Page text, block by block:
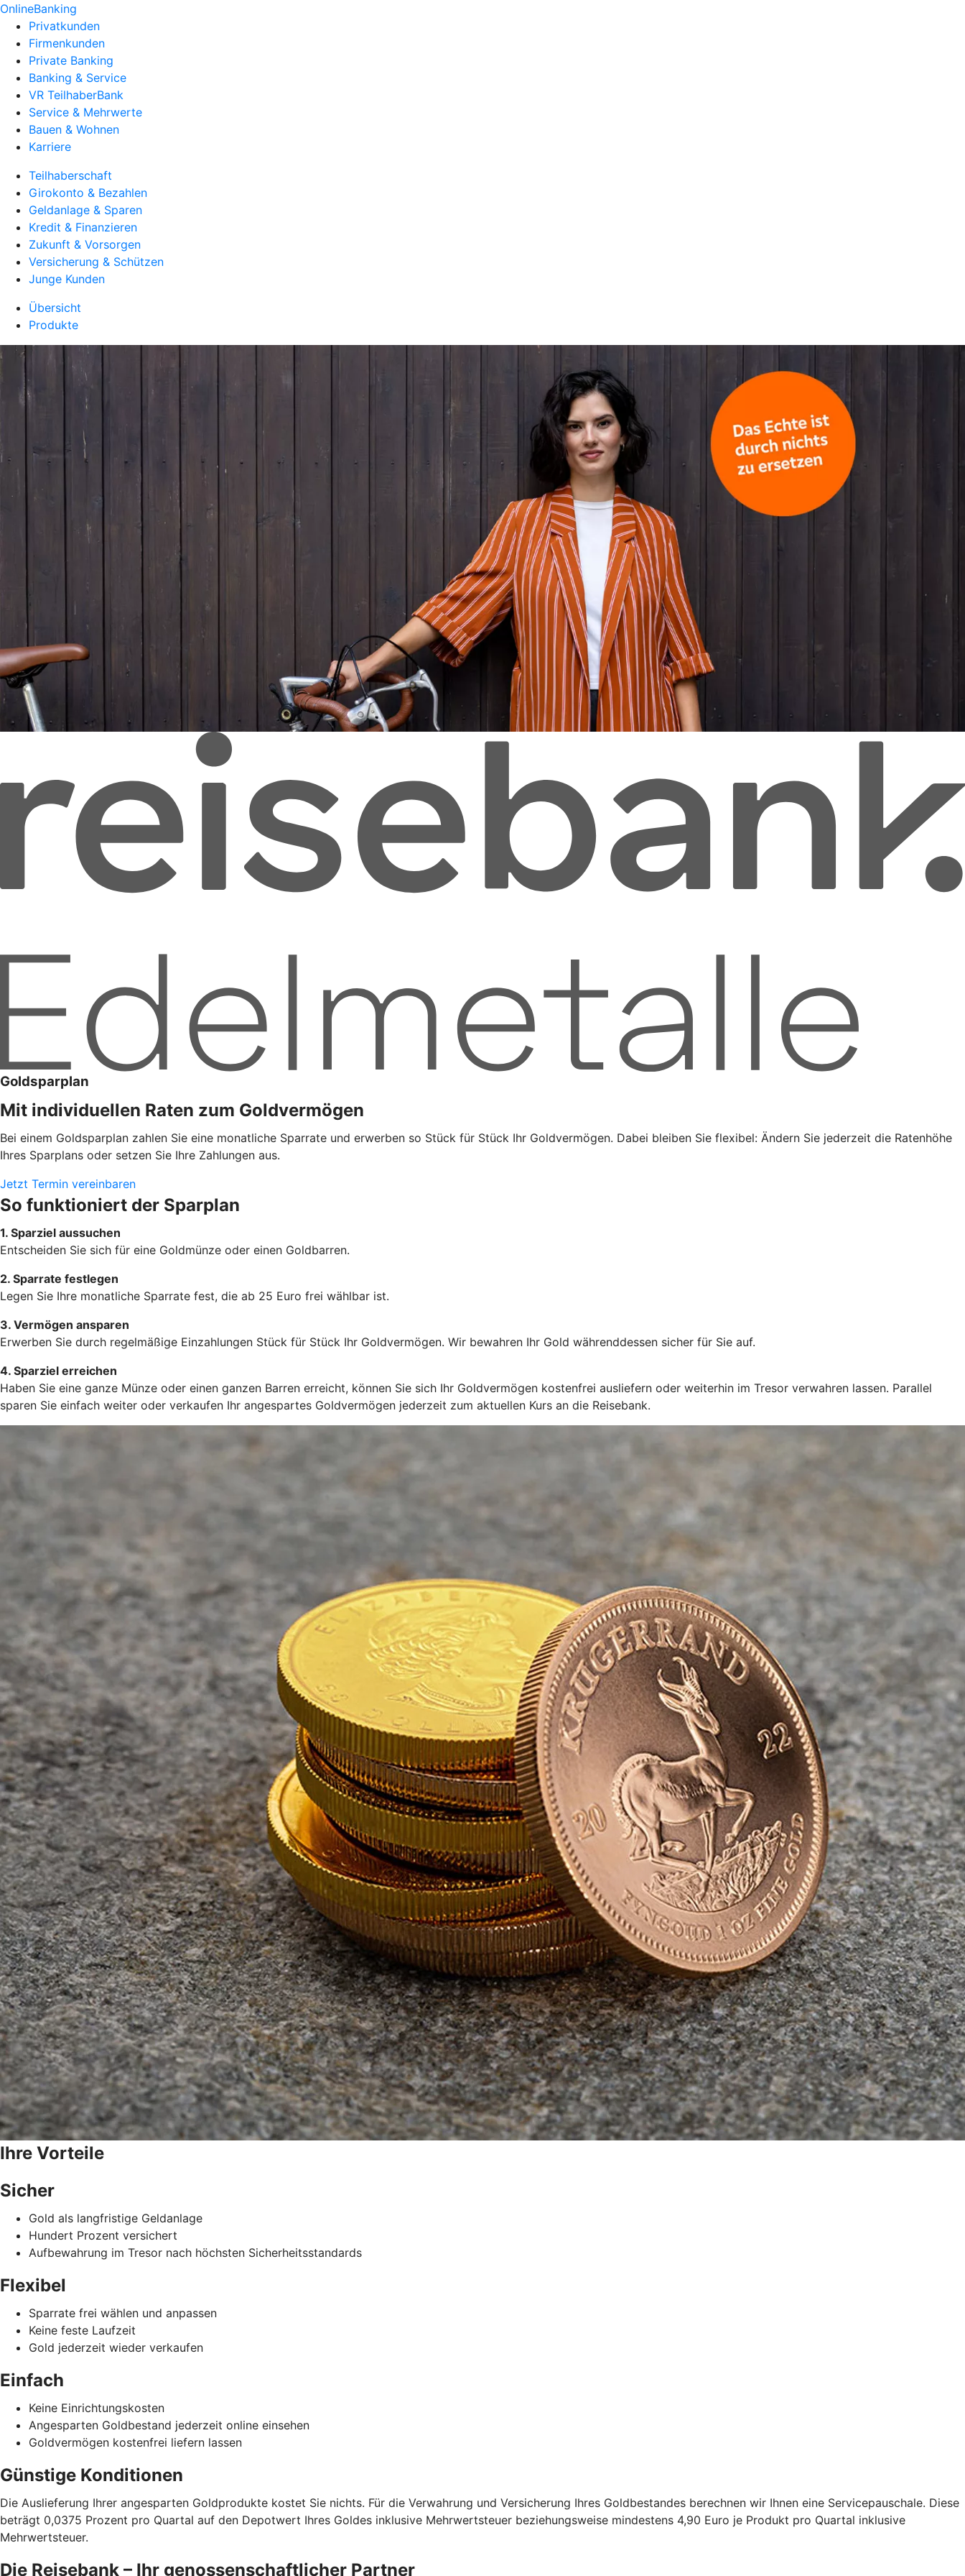
OnlineBanking
Privatkunden
Firmenkunden
Private Banking
Banking & Service
VR TeilhaberBank
Service & Mehrwerte
Bauen & Wohnen
Karriere
Teilhaberschaft
Girokonto & Bezahlen
Geldanlage & Sparen
Kredit & Finanzieren
Zukunft & Vorsorgen
Versicherung & Schützen
Junge Kunden
Übersicht
Produkte
Goldsparplan
Mit individuellen Raten zum Goldvermögen
Bei einem Goldsparplan zahlen Sie eine monatliche Sparrate und erwerben so Stück für Stück Ihr Goldvermögen. Dabei bleiben Sie flexibel: Ändern Sie jederzeit die Ratenhöhe
Ihres Sparplans oder setzen Sie Ihre Zahlungen aus.
Jetzt Termin vereinbaren
So funktioniert der Sparplan
1. Sparziel aussuchen
Entscheiden Sie sich für eine Goldmünze oder einen Goldbarren.
2. Sparrate festlegen
Legen Sie Ihre monatliche Sparrate fest, die ab 25 Euro frei wählbar ist.
3. Vermögen ansparen
Erwerben Sie durch regelmäßige Einzahlungen Stück für Stück Ihr Goldvermögen. Wir bewahren Ihr Gold währenddessen sicher für Sie auf.
4. Sparziel erreichen
Haben Sie eine ganze Münze oder einen ganzen Barren erreicht, können Sie sich Ihr Goldvermögen kostenfrei ausliefern oder weiterhin im Tresor verwahren lassen. Parallel
sparen Sie einfach weiter oder verkaufen Ihr angespartes Goldvermögen jederzeit zum aktuellen Kurs an die Reisebank.
Ihre Vorteile
Sicher
Gold als langfristige Geldanlage
Hundert Prozent versichert
Aufbewahrung im Tresor nach höchsten Sicherheitsstandards
Flexibel
Sparrate frei wählen und anpassen
Keine feste Laufzeit
Gold jederzeit wieder verkaufen
Einfach
Keine Einrichtungskosten
Angesparten Goldbestand jederzeit online einsehen
Goldvermögen kostenfrei liefern lassen
Günstige Konditionen
Die Auslieferung Ihrer angesparten Goldprodukte kostet Sie nichts. Für die Verwahrung und Versicherung Ihres Goldbestandes berechnen wir Ihnen eine Servicepauschale. Diese
beträgt 0,0375 Prozent pro Quartal auf den Depotwert Ihres Goldes inklusive Mehrwertsteuer beziehungsweise mindestens 4,90 Euro je Produkt pro Quartal inklusive
Mehrwertsteuer.
Die Reisebank – Ihr genossenschaftlicher Partner